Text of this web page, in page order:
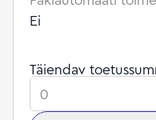
Ei
Täiendav